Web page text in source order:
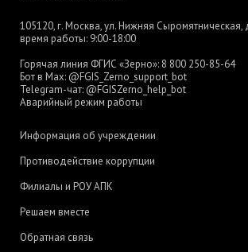
105120, г. Москва, ул. Нижняя Сыромятническая,
время работы: 9:00-18:00
Горячая линия ФГИС «Зерно»: 8 800 250-85-64
Бот в Max: @FGIS_Zerno_support_bot
Telegram-чат: @FGISZerno_help_bot
Аварийный режим работы
Информация об учреждении
Противодействие коррупции
Филиалы и РОУ АПК
Решаем вместе
Обратная связь